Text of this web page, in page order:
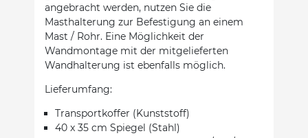
angebracht werden, nutzen Sie die
Masthalterung zur Befestigung an einem
Mast / Rohr. Eine Möglichkeit der
Wandmontage mit der mitgelieferten
Wandhalterung ist ebenfalls möglich.
Lieferumfang:
Transportkoffer (Kunststoff)
40 x 35 cm Spiegel (Stahl)